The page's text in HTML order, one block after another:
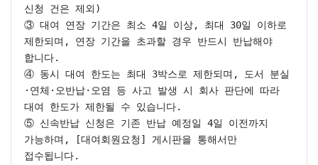
신청 건은 제외)
③ 대여 연장 기간은 최소 4일 이상, 최대 30일 이하로
제한되며, 연장 기간을 초과할 경우 반드시 반납해야
합니다.
④ 동시 대여 한도는 최대 3박스로 제한되며, 도서 분실
·연체·오반납·오염 등 사고 발생 시 회사 판단에 따라
대여 한도가 제한될 수 있습니다.
⑤ 신속반납 신청은 기존 반납 예정일 4일 이전까지
가능하며, [대여회원요청] 게시판을 통해서만
접수됩니다.